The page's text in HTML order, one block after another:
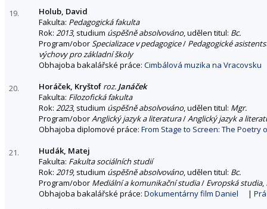
19.
Holub, David
Fakulta: Pedagogická fakulta
Rok: 2013, studium úspěšně absolvováno, udělen titul: Bc.
Program/oborSpecializace v pedagogice/ Pedagogické
výchovy pro základní školy
Obhajoba bakalářské práce: Cimbálová muzika na Vracovsku
20. Horáček, Kryštof roz. Janáček
Fakulta: Filozofická fakulta
Rok: 2023, studium úspěšně absolvováno, udělen titul: Mgr.
Program/oborAnglický jazyk a literatura/Anglický jazyk a
Obhajoba diplomové práce: From Stage to Screen: The Poetry
21.
Hudák, Matej
Fakulta: Fakulta sociálních studií
Rok: 2019, studium úspěšně absolvováno, udělen titul: Bc.
Program/obor Mediální a komunikační studia/ Evropská studia,
Obhajoba bakalářské práce: Dokumentárny film Daniel |